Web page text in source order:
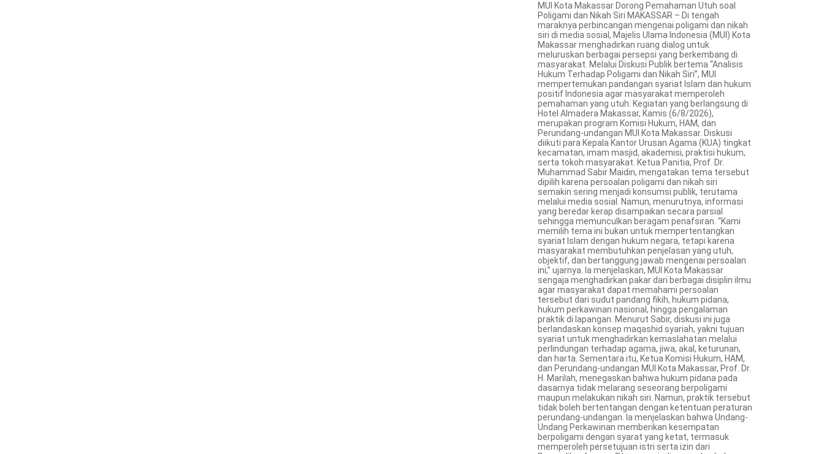
MUI Kota Makassar Dorong Pemahaman Utuh soal
Poligami dan Nikah Siri MAKASSAR – Di tengah
maraknya perbincangan mengenai poligami dan nikah
siri di media sosial, Majelis Ulama Indonesia (MUI) Kota
Makassar menghadirkan ruang dialog untuk
meluruskan berbagai persepsi yang berkembang di
masyarakat. Melalui Diskusi Publik bertema “Analisis
Hukum Terhadap Poligami dan Nikah Siri”, MUI
mempertemukan pandangan syariat Islam dan hukum
positif Indonesia agar masyarakat memperoleh
pemahaman yang utuh. Kegiatan yang berlangsung di
Hotel Almadera Makassar, Kamis (6/8/2026),
merupakan program Komisi Hukum, HAM, dan
Perundang-undangan MUI Kota Makassar. Diskusi
diikuti para Kepala Kantor Urusan Agama (KUA) tingkat
kecamatan, imam masjid, akademisi, praktisi hukum,
serta tokoh masyarakat. Ketua Panitia, Prof. Dr.
Muhammad Sabir Maidin, mengatakan tema tersebut
dipilih karena persoalan poligami dan nikah siri
semakin sering menjadi konsumsi publik, terutama
melalui media sosial. Namun, menurutnya, informasi
yang beredar kerap disampaikan secara parsial
sehingga memunculkan beragam penafsiran. “Kami
memilih tema ini bukan untuk mempertentangkan
syariat Islam dengan hukum negara, tetapi karena
masyarakat membutuhkan penjelasan yang utuh,
objektif, dan bertanggung jawab mengenai persoalan
ini,” ujarnya. Ia menjelaskan, MUI Kota Makassar
sengaja menghadirkan pakar dari berbagai disiplin ilmu
agar masyarakat dapat memahami persoalan
tersebut dari sudut pandang fikih, hukum pidana,
hukum perkawinan nasional, hingga pengalaman
praktik di lapangan. Menurut Sabir, diskusi ini juga
berlandaskan konsep maqashid syariah, yakni tujuan
syariat untuk menghadirkan kemaslahatan melalui
perlindungan terhadap agama, jiwa, akal, keturunan,
dan harta. Sementara itu, Ketua Komisi Hukum, HAM,
dan Perundang-undangan MUI Kota Makassar, Prof. Dr.
H. Marilah, menegaskan bahwa hukum pidana pada
dasarnya tidak melarang seseorang berpoligami
maupun melakukan nikah siri. Namun, praktik tersebut
tidak boleh bertentangan dengan ketentuan peraturan
perundang-undangan. Ia menjelaskan bahwa Undang-
Undang Perkawinan memberikan kesempatan
berpoligami dengan syarat yang ketat, termasuk
memperoleh persetujuan istri serta izin dari